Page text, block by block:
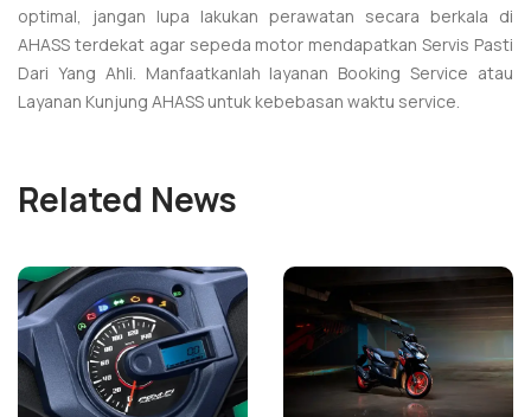
optimal, jangan lupa lakukan perawatan secara berkala di
AHASS terdekat agar sepeda motor mendapatkan Servis Pasti
Dari Yang Ahli. Manfaatkanlah layanan Booking Service atau
Layanan Kunjung AHASS untuk kebebasan waktu service.
Related News